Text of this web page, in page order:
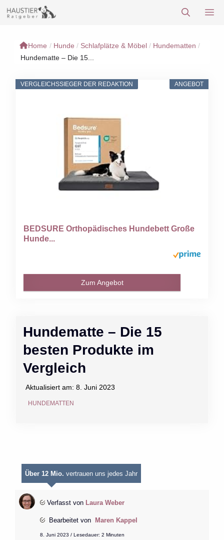
Inhalt
Home / Hunde / Schlafplätze & Möbel / Hundematten /
Hundematte – Die 15...
Hundematte – Die 15
besten Produkte im
Vergleich
Aktualisiert am: 8. Juni 2023
HUNDEMATTEN
ANGEBOT
VERGLEICHSSIEGER DER REDAKTION
BEDSURE Orthopädisches Hundebett Große
Hunde...
Zum Angebot
Über 12 Mio. vertrauen uns jedes Jahr
Verfasst von Laura Weber
Bearbeitet von Maren Kappel
8. Juni 2023 / Lesedauer: 2 Minuten